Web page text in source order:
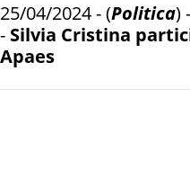
25/04/2024 - (Politica)
- Silvia Cristina
Apaes